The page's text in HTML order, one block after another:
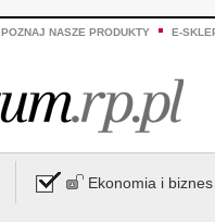
POZNAJ NASZE PRODUKTY E-
Ekonomia i biznes